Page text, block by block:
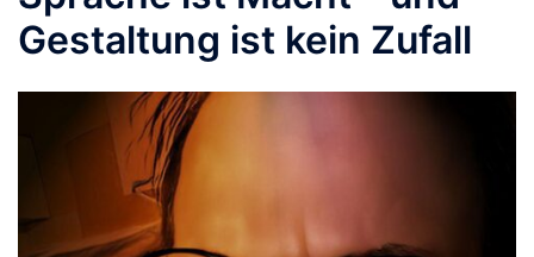
Gestaltung ist kein Zufall